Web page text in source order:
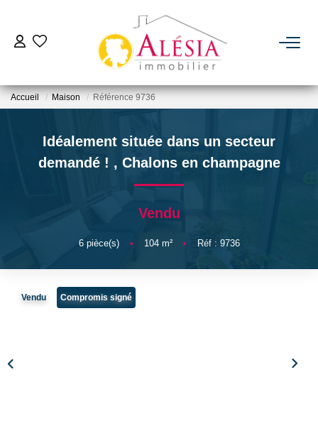
ACHETER
BIENS VENDUS / LOUÉS
NOTRE AGENCE
Accueil Maison Référence 9736
Idéalement située dans un secteur
demandé ! , Chalons en champagne
Vendu
6pièce(s) • 104m² • Réf : 9736
Vendu Compromis signé